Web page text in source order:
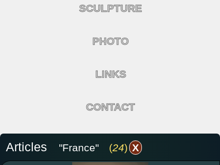
SCULPTURE
PHOTO
LINKS
CONTACT
Articles "France" (24)X